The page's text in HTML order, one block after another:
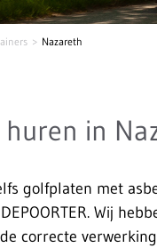
Nazareth
in
golfplaten met
Wij
correcte